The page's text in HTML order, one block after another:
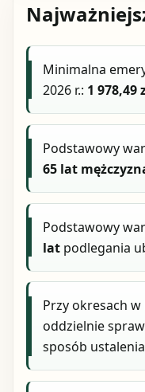
Minimalna
2026 r.: 1 978,49
Podstawowy
65 lat
Podstawowy
lat podlegania
Przy okresach w
oddzielnie
sposób